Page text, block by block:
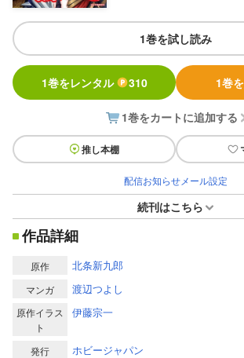
1巻を試し読み
1巻をレンタル 310 1巻
1巻をカートに追加する
推し本棚
配信お知らせメール設定
続刊はこちら
作品詳細
原作 北条新九郎
マンガ 渡辺つよし
原作イラス
ト
伊藤宗一
発行 ホビージャパン